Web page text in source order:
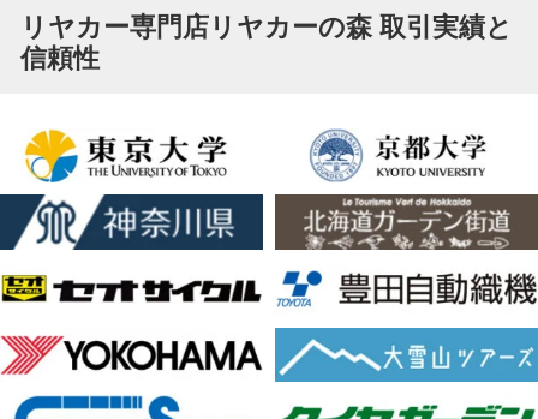
リヤカー専門店リヤカーの森 取引実績と
信頼性